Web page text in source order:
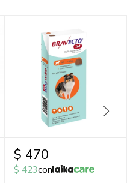
$ 470
$ 423con